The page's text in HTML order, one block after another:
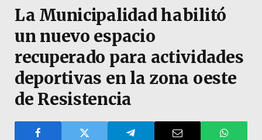
La Municipalidad habilitó
un nuevo espacio
recuperado para actividades
deportivas en la zona oeste
de Resistencia